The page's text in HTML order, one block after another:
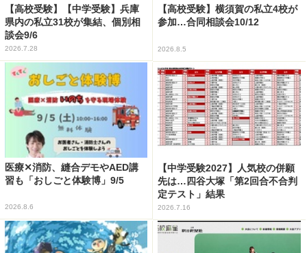
【高校受験】【中学受験】兵庫
県内の私立31校が集結、個別相
談会9/6
2026.7.28
【高校受験】横須賀の私立4校が
参加…合同相談会10/12
2026.8.5
医療✕消防、縫合デモやAED講
習も「おしごと体験博」9/5
2026.8.6
【中学受験2027】人気校の併願
先は…四谷大塚「第2回合不合判
定テスト」結果
2026.7.16